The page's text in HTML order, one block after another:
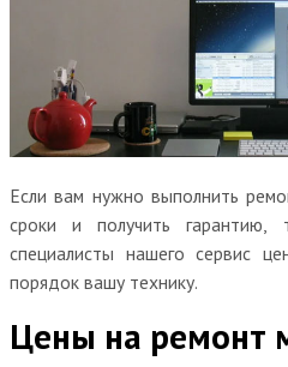
Если вам нужно выполнить
сроки и получить
специалисты нашего сервис
порядок вашу технику.
Цены на ремонт